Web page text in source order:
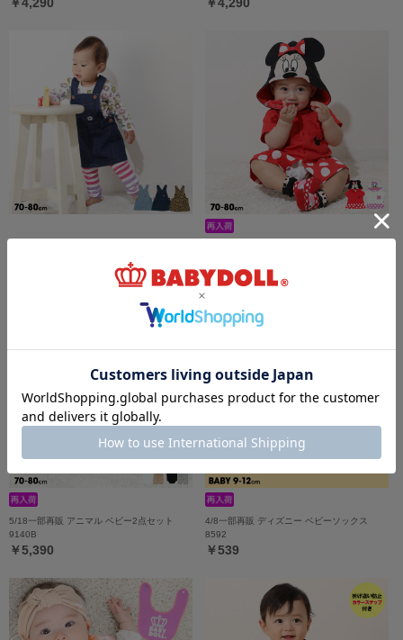
￥4,290
5/18一部再販 アニマル ベビー2点セット
9140B
￥5,390
4/8一部再販 ディズニー ベビーソックス
8592
￥539